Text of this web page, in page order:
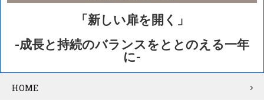
「新しい扉を開く」
-成長と持続のバランスをととのえる一年
に-
HOME